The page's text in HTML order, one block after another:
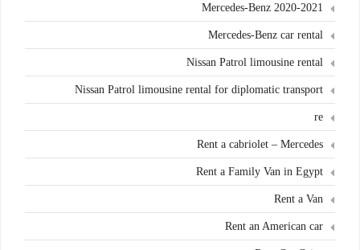
Mercedes-Benz 2020-2021
Mercedes-Benz car rental
Nissan Patrol limousine rental
Nissan Patrol limousine rental for diplomatic transport
re
Rent a cabriolet – Mercedes
Rent a Family Van in Egypt
Rent a Van
Rent an American car